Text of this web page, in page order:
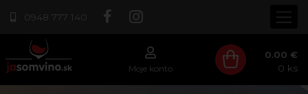
0948 777 140
Moje konto
0.00 €
0 ks